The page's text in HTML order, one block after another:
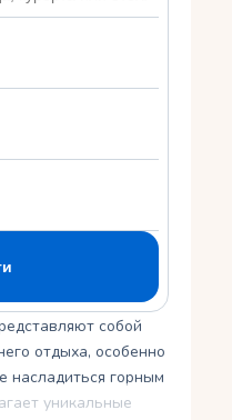
собой
отдыха, особенно
насладиться горным
уникальные